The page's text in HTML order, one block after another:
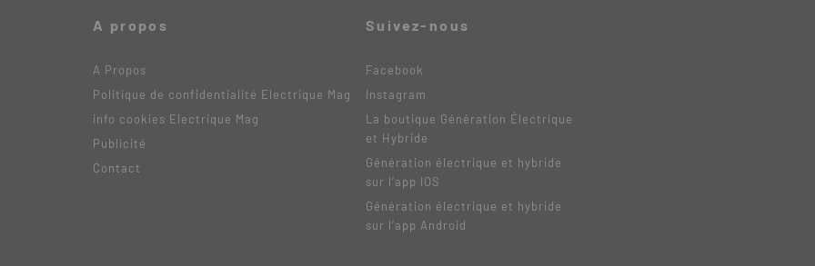
A propos
A Propos
Politique de confidentialité Electrique Mag
info cookies Electrique Mag
Publicité
Contact
Suivez-nous
Facebook
Instagram
La boutique Génération Électrique
et Hybride
Génération électrique et hybride
sur l’app IOS
Génération électrique et hybride
sur l’app Android